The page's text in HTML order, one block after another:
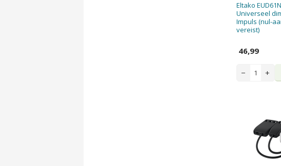
Eltako
Universeel
Impuls (nul-
vereist)
46,99
− +